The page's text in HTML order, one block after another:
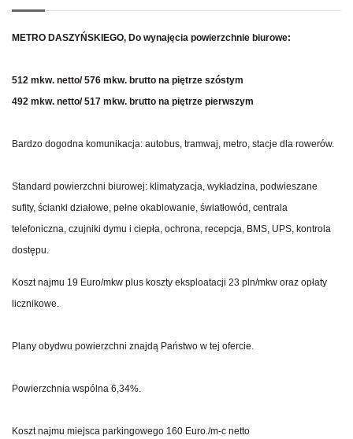
METRO DASZYŃSKIEGO, Do wynajęcia powierzchnie biurowe:
512 mkw. netto/ 576 mkw. brutto na piętrze szóstym
492 mkw. netto/ 517 mkw. brutto na piętrze pierwszym
Bardzo dogodna komunikacja: autobus, tramwaj, metro, stacje dla rowerów.
Standard powierzchni biurowej: klimatyzacja, wykładzina, podwieszane
sufity, ścianki działowe, pełne okablowanie, światłowód, centrala
telefoniczna, czujniki dymu i ciepła, ochrona, recepcja, BMS, UPS, kontrola
dostępu.
Koszt najmu 19 Euro/mkw plus koszty eksploatacji 23 pln/mkw oraz opłaty
licznikowe.
Plany obydwu powierzchni znajdą Państwo w tej ofercie.
Powierzchnia wspólna 6,34%.
Koszt najmu miejsca parkingowego 160 Euro./m-c netto